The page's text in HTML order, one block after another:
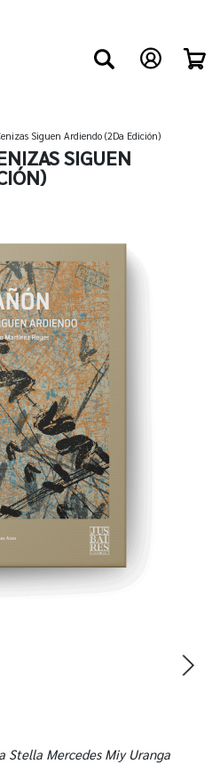
Siguen Ardiendo (2Da Edición)
SIGUEN
Stella Mercedes Miy Uranga